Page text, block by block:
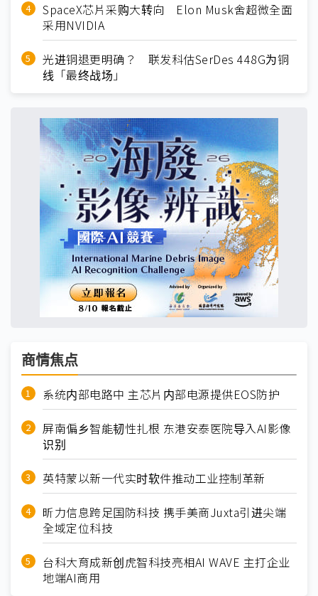
SpaceX芯片采购大转向 Elon Musk舍超微全面
采用NVIDIA
光进铜退更明确？ 联发科估SerDes 448G为铜
线「最终战场」
商情焦点
系统内部电路中 主芯片内部电源提供EOS防护
屏南偏乡智能韧性扎根 东港安泰医院导入AI影像
识别
英特蒙以新一代实时软件推动工业控制革新
昕力信息跨足国防科技 携手美商Juxta引进尖端
全域定位科技
台科大育成新创虎智科技亮相AI WAVE 主打企业
地端AI商用